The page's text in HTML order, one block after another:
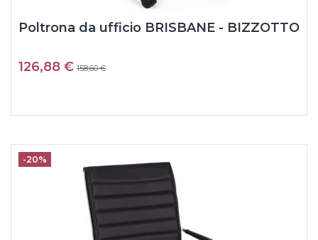
Poltrona da ufficio BRISBANE - BIZZOTTO
126,88 € 158,60 €
-20%